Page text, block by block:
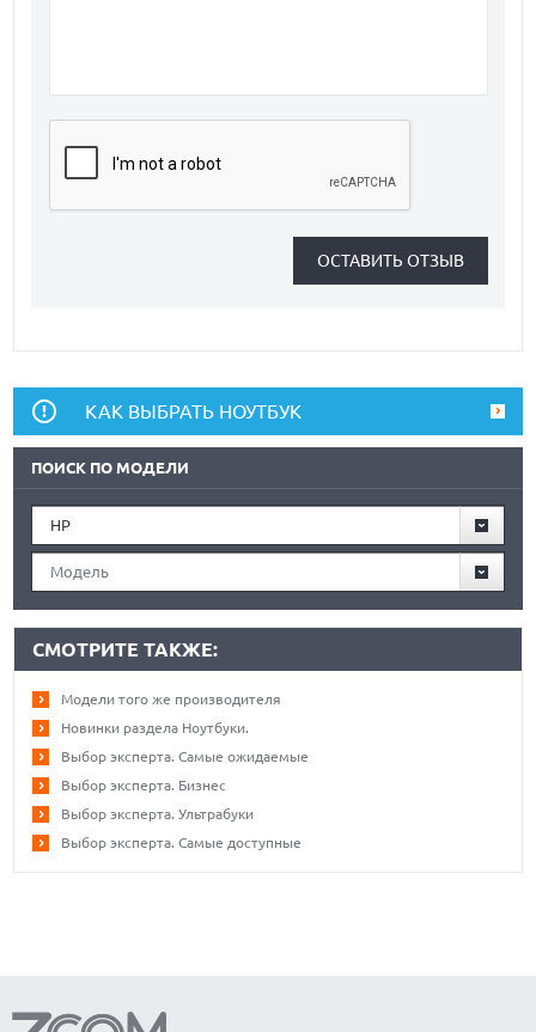
КАК ВЫБРАТЬ НОУТБУК
ПОИСК ПО МОДЕЛИ
HP
Модель
СМОТРИТЕ ТАКЖЕ:
Модели того же производителя
Новинки раздела Ноутбуки.
Выбор эксперта. Самые ожидаемые
Выбор эксперта. Бизнес
Выбор эксперта. Ультрабуки
Выбор эксперта. Самые доступные